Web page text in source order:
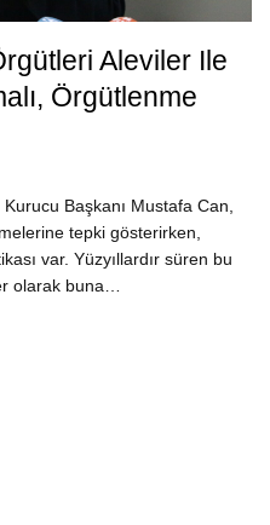
Aleviler Ile
Örgütlenme
Başkanı Mustafa Can,
tepki gösterirken,
var. Yüzyıllardır süren bu
olarak buna…